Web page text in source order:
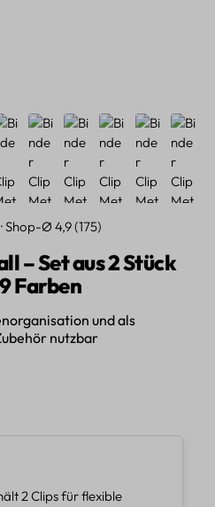
Shop-Ø 4,9 (175)
– Set aus 2 Stück
Farben
und als
nutzbar
2 Clips für flexible